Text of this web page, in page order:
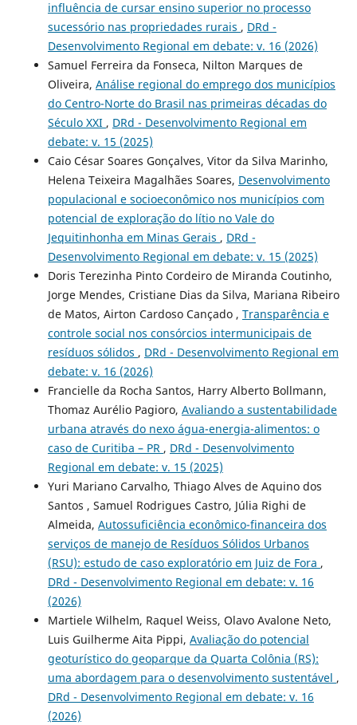
influência de cursar ensino superior no processo
sucessório nas propriedades rurais , DRd -
Desenvolvimento Regional em debate: v. 16 (2026)
Samuel Ferreira da Fonseca, Nilton Marques de
Oliveira, Análise regional do emprego dos municípios
do Centro-Norte do Brasil nas primeiras décadas do
Século XXI , DRd - Desenvolvimento Regional em
debate: v. 15 (2025)
Caio César Soares Gonçalves, Vitor da Silva Marinho,
Helena Teixeira Magalhães Soares, Desenvolvimento
populacional e socioeconômico nos municípios com
potencial de exploração do lítio no Vale do
Jequitinhonha em Minas Gerais , DRd -
Desenvolvimento Regional em debate: v. 15 (2025)
Doris Terezinha Pinto Cordeiro de Miranda Coutinho,
Jorge Mendes, Cristiane Dias da Silva, Mariana Ribeiro
de Matos, Airton Cardoso Cançado , Transparência e
controle social nos consórcios intermunicipais de
resíduos sólidos , DRd - Desenvolvimento Regional em
debate: v. 16 (2026)
Francielle da Rocha Santos, Harry Alberto Bollmann,
Thomaz Aurélio Pagioro, Avaliando a sustentabilidade
urbana através do nexo água-energia-alimentos: o
caso de Curitiba – PR , DRd - Desenvolvimento
Regional em debate: v. 15 (2025)
Yuri Mariano Carvalho, Thiago Alves de Aquino dos
Santos , Samuel Rodrigues Castro, Júlia Righi de
Almeida, Autossuficiência econômico-financeira dos
serviços de manejo de Resíduos Sólidos Urbanos
(RSU): estudo de caso exploratório em Juiz de Fora ,
DRd - Desenvolvimento Regional em debate: v. 16
(2026)
Martiele Wilhelm, Raquel Weiss, Olavo Avalone Neto,
Luis Guilherme Aita Pippi, Avaliação do potencial
geoturístico do geoparque da Quarta Colônia (RS):
uma abordagem para o desenvolvimento sustentável ,
DRd - Desenvolvimento Regional em debate: v. 16
(2026)